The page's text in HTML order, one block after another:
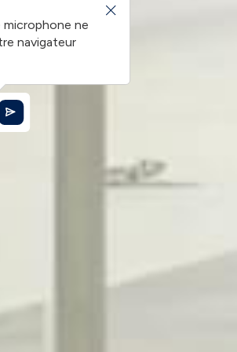
ne
navigateur